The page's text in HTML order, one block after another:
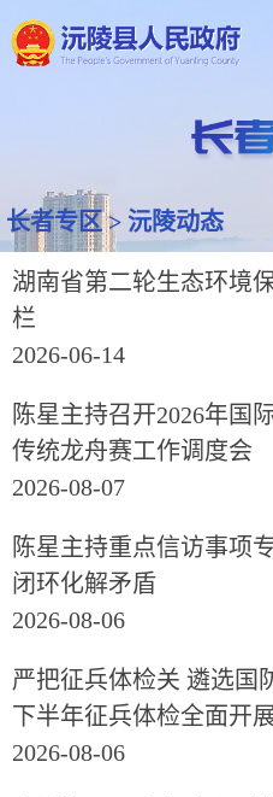
长者专区> 沅陵动态
湖南省第二轮生态环境
栏
2026-06-14
陈星主持召开2026年国
传统龙舟赛工作调度会
2026-08-07
陈星主持重点信访事项
闭环化解矛盾
2026-08-06
严把征兵体检关 遴选国
下半年征兵体检全面开
2026-08-06